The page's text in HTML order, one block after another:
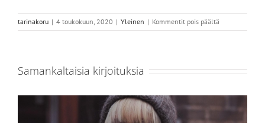
tarinakoru | 4 toukokuun, 2020 | Yleinen | Kommentit pois päältä
Samankaltaisia kirjoituksia